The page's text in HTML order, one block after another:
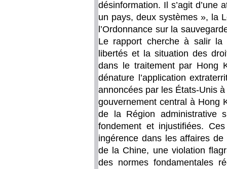
désinformation. Il s’agit d’une
un pays, deux systèmes », la
l’Ordonnance sur la
Le rapport cherche à salir la
libertés et la situation des
dans le traitement par Hong
dénature l’application
annoncées par les États-Unis
gouvernement central à Hong
de la Région administrative
fondement et injustifiées.
ingérence dans les affaires
de la Chine, une violation
des normes fondamentales